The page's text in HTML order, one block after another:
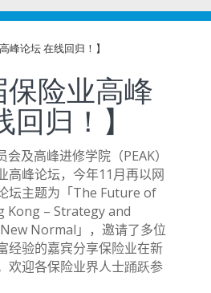
峰论坛 在线回归！】
保险业高峰
归！】
会及高峰进修学院（PEAK）
高峰论坛，今年11 月再以网
坛主题为「 The Future of
Kong – Strategy and
Normal 」，邀请了多位
经验的嘉宾分享保险业在新
欢迎各保险业界人士踊跃参